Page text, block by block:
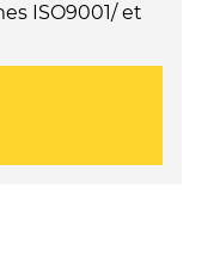
ISO9001/ et